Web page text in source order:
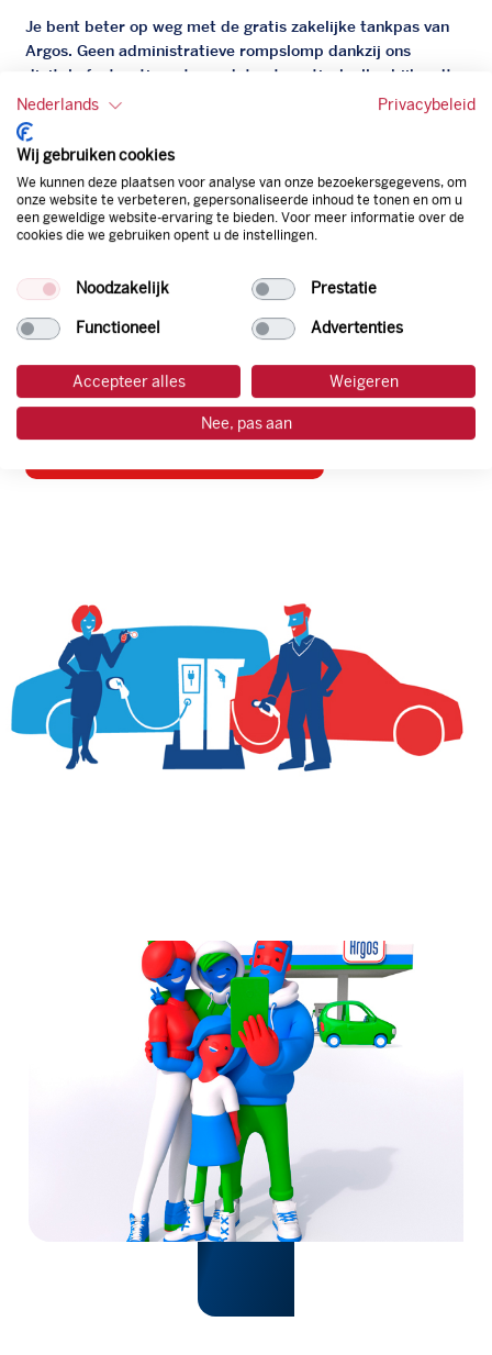
Je bent beter op weg met de gratis zakelijke tankpas van
Argos. Geen administratieve rompslomp dankzij ons
digitale facturatiesysteem dat automatisch alles bijhoudt.
Zo bespaar je dus tijd, geld en energie.
Onze tankpas is super flexibel, zo geniet je van het gemak
van een flexibele limiet, zit je niet vast aan een contract en
bepaal je zelf of er wel of geen andere producten dan
brandstof mee betaalt kunnen worden.
Bovendien profiteer je altijd van een gegarandeerde
natuurlijk de prijs aan de pomp. Zo ben je altijd verzekerd
van de laagste prijs.
tankpas aanvragen
Nederlands Privacybeleid
Wij gebruiken cookies
We kunnen deze plaatsen voor analyse van onze bezoekersgegevens, om
onze website te verbeteren, gepersonaliseerde inhoud te tonen en om u
een geweldige website-ervaring te bieden. Voor meer informatie over de
cookies die we gebruiken opent u de instellingen.
Noodzakelijk Prestatie
Functioneel Advertenties
Accepteer alles Weigeren
Nee, pas aan